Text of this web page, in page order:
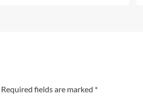
Required fields are marked *